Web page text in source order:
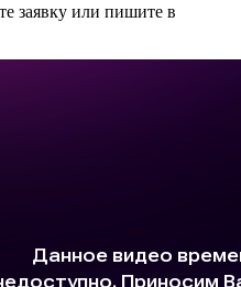
заявку или пишите в